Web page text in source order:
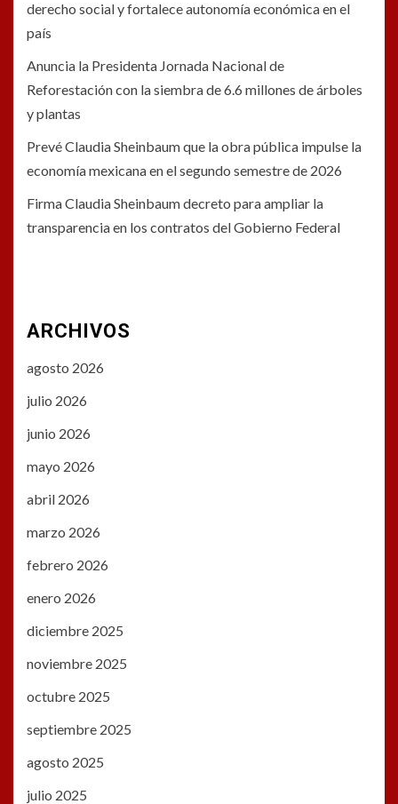
derecho social y fortalece autonomía económica en el
país
Anuncia la Presidenta Jornada Nacional de
Reforestación con la siembra de 6.6 millones de árboles
y plantas
Prevé Claudia Sheinbaum que la obra pública impulse la
economía mexicana en el segundo semestre de 2026
Firma Claudia Sheinbaum decreto para ampliar la
transparencia en los contratos del Gobierno Federal
ARCHIVOS
agosto 2026
julio 2026
junio 2026
mayo 2026
abril 2026
marzo 2026
febrero 2026
enero 2026
diciembre 2025
noviembre 2025
octubre 2025
septiembre 2025
agosto 2025
julio 2025